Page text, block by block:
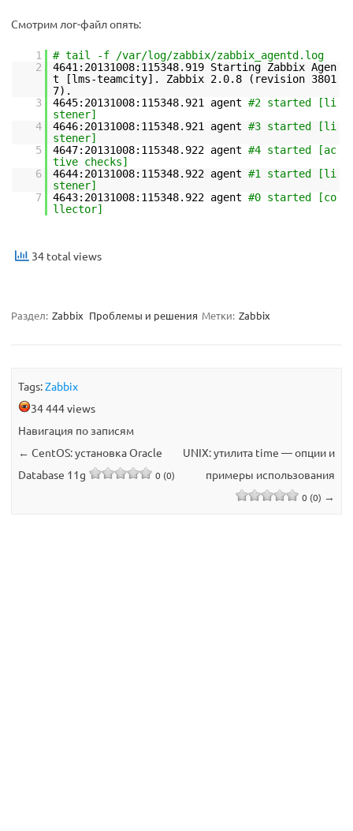
Смотрим лог-файл опять:
1
# tail -f /var/log/zabbix/zabbix_agentd.log
2
4641:20131008:115348.919 Starting Zabbix Agen
t [lms-teamcity]. Zabbix 2.0.8 (revision 3801
7).
3
4645:20131008:115348.921 agent #2 started [li
stener]
4
4646:20131008:115348.921 agent #3 started [li
stener]
5
4647:20131008:115348.922 agent #4 started [ac
tive checks]
6
4644:20131008:115348.922 agent #1 started [li
stener]
7
4643:20131008:115348.922 agent #0 started [co
llector]
34 total views
Раздел: Zabbix Проблемы и решения Метки: Zabbix
Tags:Zabbix
34 444 views
Навигация по записям
← CentOS: установка Oracle
Database 11g
0 (0)
UNIX: утилита time — опции и
примеры использования
0 (0) →